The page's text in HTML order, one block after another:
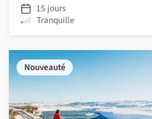
15 jours
Tranquille
Nouveauté